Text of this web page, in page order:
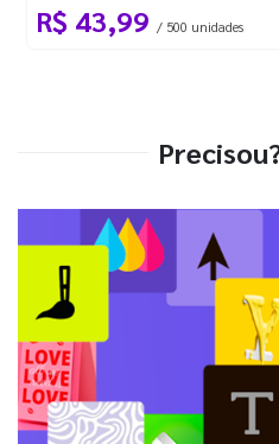
R$ 43,99 / 500 unidades